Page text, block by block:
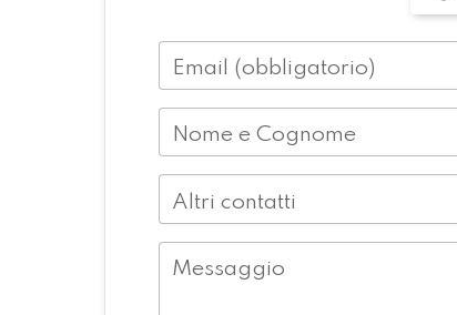
Email (obbligatorio)
Nome e Cognome
Altri contatti
Messaggio